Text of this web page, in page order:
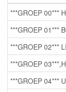
***GROEP 00***
***GROEP 01***
***GROEP 02***
***GROEP
***GROEP 04***